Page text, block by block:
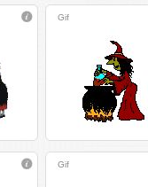
Gif
Gif